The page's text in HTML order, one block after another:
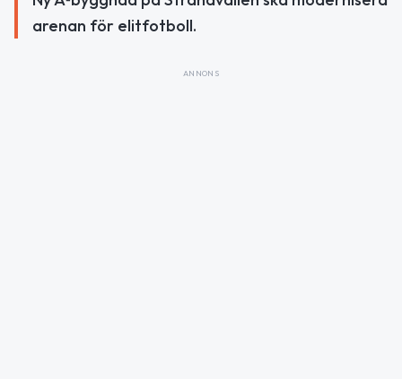
arenan för elitfotboll.
ANNONS